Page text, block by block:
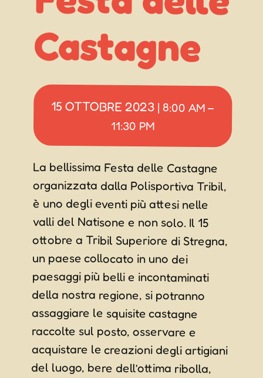
Castagne
15 OTTOBRE 2023 | 8:00 AM –
11:30 PM
La bellissima Festa delle Castagne
organizzata dalla Polisportiva Tribil,
è uno degli eventi più attesi nelle
valli del Natisone e non solo. Il 15
ottobre a Tribil Superiore di Stregna,
un paese collocato in uno dei
paesaggi più belli e incontaminati
della nostra regione, si potranno
assaggiare le squisite castagne
raccolte sul posto, osservare e
acquistare le creazioni degli artigiani
del luogo, bere dell’ottima ribolla,
ballare e festeggiare fino a sera con
la musica delle fisarmoniche e gli